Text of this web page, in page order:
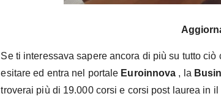
Se ti interessava sapere ancora di più su tutto
esitare ed entra nel portale Euroinnova , la
troverai più di 19.000 corsi e corsi post laurea in il